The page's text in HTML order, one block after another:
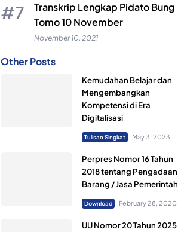
Transkrip Lengkap Pidato Bung
Tomo 10 November
November 10, 2021
Other Posts
Kemudahan Belajar dan
Mengembangkan
Kompetensi di Era
Digitalisasi
Tulisan Singkat May 3, 2023
Perpres Nomor 16 Tahun
2018 tentang Pengadaan
Barang / Jasa Pemerintah
Download February 28, 2020
UU Nomor 20 Tahun 2025